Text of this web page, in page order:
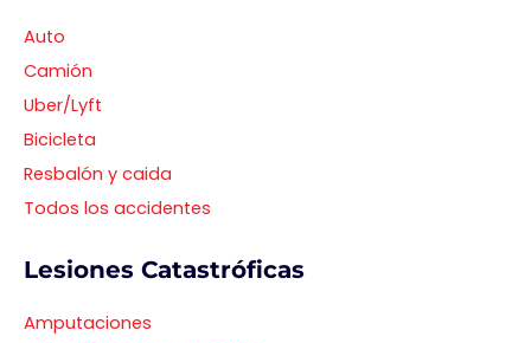
Auto
Camión
Uber/Lyft
Bicicleta
Resbalón y caida
Todos los accidentes
Lesiones Catastróficas
Amputaciones